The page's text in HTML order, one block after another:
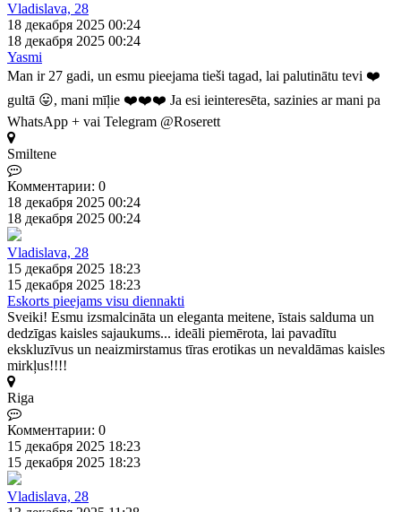
Vladislava, 28
18 декабря 2025 00:24
18 декабря 2025 00:24
Yasmi
Man ir 27 gadi, un esmu pieejama tieši tagad, lai palutinātu tevi ❤️
gultā 😛, mani mīļie ❤️❤️❤️ Ja esi ieinteresēta, sazinies ar mani pa
WhatsApp + vai Telegram @Roserett
Smiltene
Комментарии: 0
18 декабря 2025 00:24
18 декабря 2025 00:24
Vladislava, 28
15 декабря 2025 18:23
15 декабря 2025 18:23
Eskorts pieejams visu diennakti
Sveiki! Esmu izsmalcināta un eleganta meitene, īstais salduma un
dedzīgas kaisles sajaukums... ideāli piemērota, lai pavadītu
ekskluzīvus un neaizmirstamus tīras erotikas un nevaldāmas kaisles
mirkļus!!!!
Riga
Комментарии: 0
15 декабря 2025 18:23
15 декабря 2025 18:23
Vladislava, 28